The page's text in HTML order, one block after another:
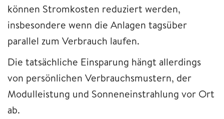
können Stromkosten reduziert werden,
insbesondere wenn die Anlagen tagsüber
parallel zum Verbrauch laufen.
Die tatsächliche Einsparung hängt allerdings
von persönlichen Verbrauchsmustern, der
Modulleistung und Sonneneinstrahlung vor Ort
ab.